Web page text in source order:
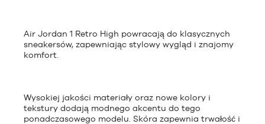
Air Jordan 1 Retro High powracają do klasycznych
sneakersów, zapewniając stylowy wygląd i znajomy
komfort.
Wysokiej jakości materiały oraz nowe kolory i
tekstury dodają modnego akcentu do tego
ponadczasowego modelu. Skóra zapewnia trwałość i